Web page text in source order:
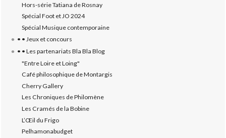
Hors-série Tatiana de Rosnay
Spécial Foot et JO 2024
Spécial Musique contemporaine
• • Jeux et concours
• • Les partenariats Bla Bla Blog
"Entre Loire et Loing"
Café philosophique de Montargis
Cherry Gallery
Les Chroniques de Philomène
Les Cramés de la Bobine
L’‎Œil du Frigo
Pelhamonabudget